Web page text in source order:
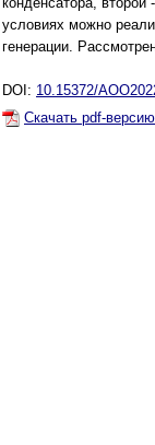
условиях можно
генерации.
DOI: 10.15372/
Скачать pdf-